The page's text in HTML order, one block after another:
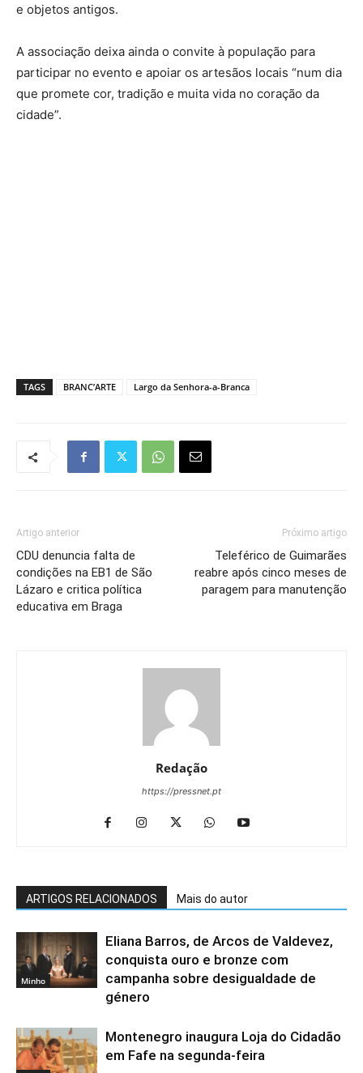
e objetos antigos.
A associação deixa ainda o convite à população para
participar no evento e apoiar os artesãos locais “num dia
que promete cor, tradição e muita vida no coração da
cidade”.
TAGS BRANC’ARTE Largo da Senhora-a-Branca
Artigo anterior
CDU denuncia falta de
condições na EB1 de São
Lázaro e critica política
educativa em Braga
Próximo artigo
Teleférico de Guimarães
reabre após cinco meses de
paragem para manutenção
Redação
https://pressnet.pt
ARTIGOS RELACIONADOS Mais do autor
Minho
Eliana Barros, de Arcos de Valdevez,
conquista ouro e bronze com
campanha sobre desigualdade de
género
Montenegro inaugura Loja do Cidadão
em Fafe na segunda-feira